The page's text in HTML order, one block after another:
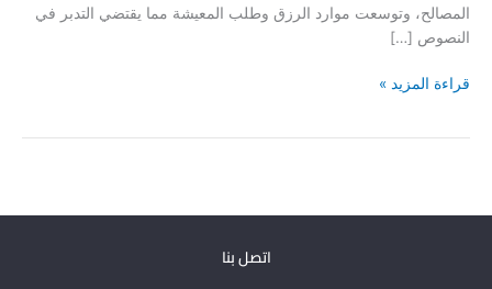
المصالح، وتوسعت موارد الرزق وطلب المعيشة مما يقتضي التدبر في
النصوص […]
قراءة المزيد »
اتصل بنا